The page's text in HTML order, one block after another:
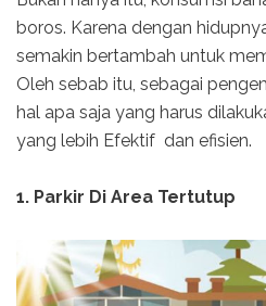
boros. Karena dengan
semakin bertambah untuk
Oleh sebab itu, sebagai
hal apa saja yang harus
yang lebih Efektif dan efisien.
1. Parkir Di Area Tertutup